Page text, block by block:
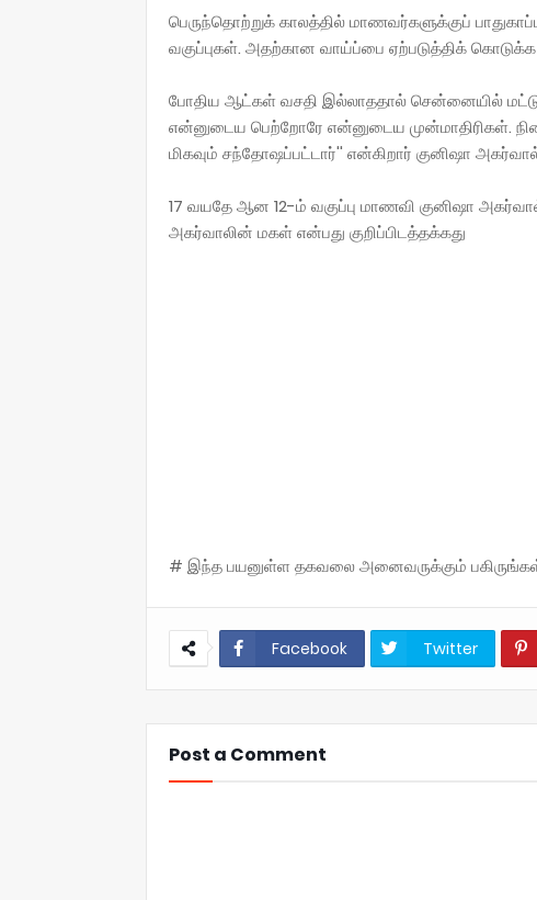
பெருந்தொற்றுக் காலத்தில் மாணவர்களுக்குப்
வகுப்புகள். அதற்கான வாய்ப்பை ஏற்படுத்திக்
போதிய ஆட்கள் வசதி இல்லாததால் சென்னையில்
என்னுடைய பெற்றோரே என்னுடைய முன்மாதிரிகள்.
மிகவும் சந்தோஷப்பட்டார்'' என்கிறார் குனிஷா
17 வயதே ஆன 12-ம் வகுப்பு மாணவி குனிஷா
அகர்வாலின் மகள் என்பது குறிப்பிடத்தக்கது
# இந்த பயனுள்ள தகவலை அனைவருக்கும் பகிருங்கள்
Facebook Twitter
Post a Comment